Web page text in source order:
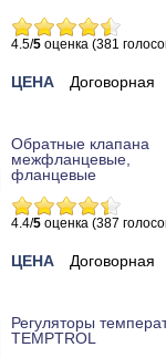
4.5/5 оценка (381
ЦЕНА Договорная
Обратные клапана
межфланцевые,
фланцевые
4.4/5 оценка (387
ЦЕНА Договорная
Регуляторы
TEMPTROL